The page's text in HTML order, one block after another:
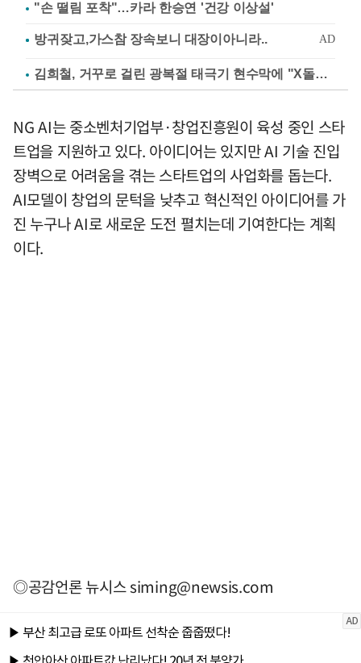
"손 떨림 포착"…카라 한승연 '건강 이상설'
김희철, 거꾸로 걸린 광복절 태극기 현수막에 "X돌았네"
NG AI는 중소벤처기업부·창업진흥원이 육성 중인 스타
트업을 지원하고 있다. 아이디어는 있지만 AI 기술 진입
장벽으로 어려움을 겪는 스타트업의 사업화를 돕는다.
AI모델이 창업의 문턱을 낮추고 혁신적인 아이디어를 가
진 누구나 AI로 새로운 도전 펼치는데 기여한다는 계획
이다.
◎공감언론 뉴시스siming@newsis.com